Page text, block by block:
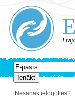
Nesanāk ielogoties?